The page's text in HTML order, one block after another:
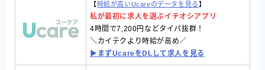
【 時給が高いUcareのデータを見る 】
私が最初に求人を選ぶイチオシアプリ
4時間で7,200円などタイパ抜群！
＼カイテクより時給が高め／
▶︎まずUcareをDLして求人を見る